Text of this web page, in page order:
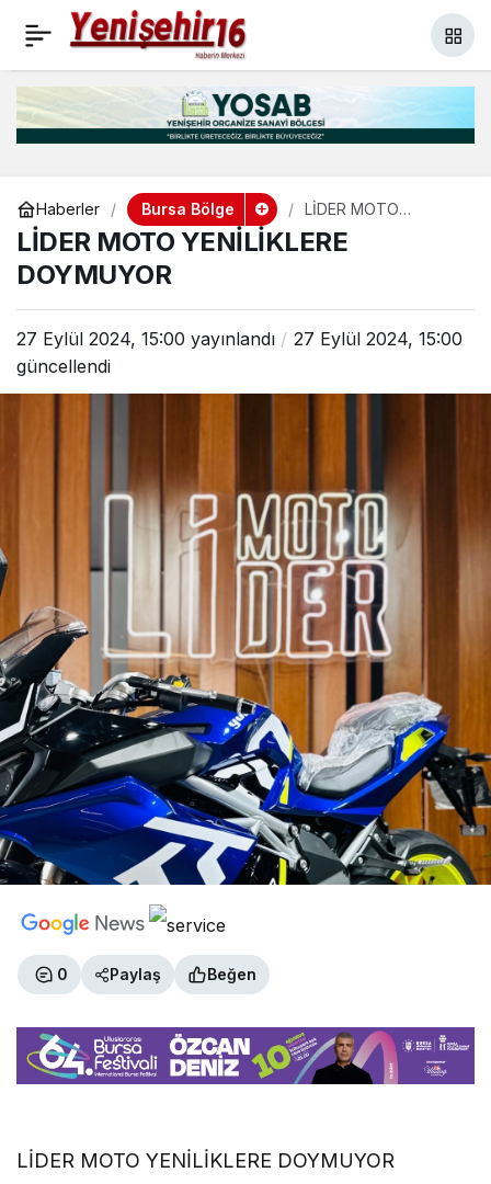
Haberler Bursa Bölge
LİDER MOTO
DOYMUYOR
LİDER MOTO YENİLİKLERE
DOYMUYOR
27 Eylül 2024, 15:00 yayınlandı
27 Eylül 2024, 15:00
güncellendi
0 Paylaş Beğen
LİDER MOTO YENİLİKLERE DOYMUYOR
Başkan Bozbey, “Hep
beraber başaracağız”
Paylaş